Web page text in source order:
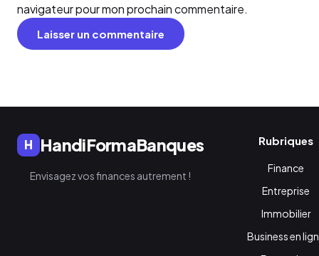
navigateur pour mon prochain commentaire.
H HandiFormaBanques
Envisagez vos finances autrement !
Rubriques
Finance
Entreprise
Immobilier
Business en